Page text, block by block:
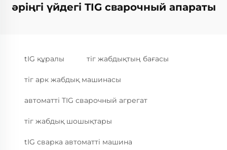
әріңгі үйдегі TIG сварочный апараты
tIG құралы тіг жабдықтың бағасы
тіг арк жабдық машинасы
автоматті TIG сварочный агрегат
тіг жабдық шошықтары
tIG сварка автоматті машина